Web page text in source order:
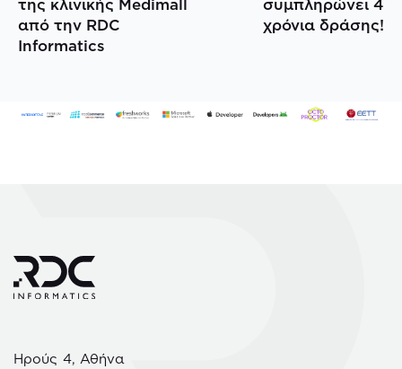
της κλινικής Medimall
από την RDC
Informatics
συμπληρώνει 4
χρόνια δράσης!
Ηρούς 4, Αθήνα